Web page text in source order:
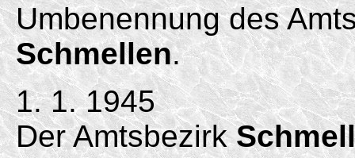
Umbenennung des
Schmellen.
1. 1. 1945
Der Amtsbezirk